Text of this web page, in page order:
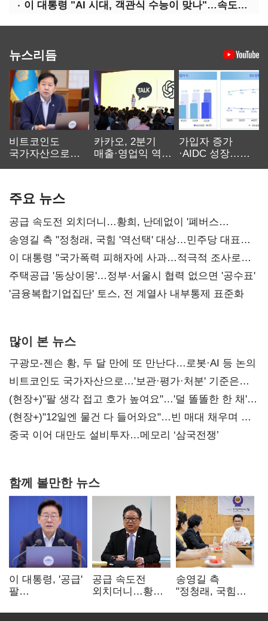
이 대통령 "AI 시대, 객관식 수능이 맞나"…속도전 '경계'
뉴스리듬
비트코인도
국가자산으로…'
카카오, 2분기
매출·영업익 역대
가입자 증가
·AIDC 성장…
주요 뉴스
공급 속도전 외치더니…황희, 난데없이 '폐버스
리모델링' 제안
송영길 측 "정청래, 국힘 '역선택' 대상…민주당 대표로
총선 지휘 못해"
이 대통령 "국가폭력 피해자에 사과…적극적 조사로
진실 밝혀야"
주택공급 '동상이몽'…정부·서울시 협력 없으면 '공수표'
'금융복합기업집단' 토스, 전 계열사 내부통제 표준화
많이 본 뉴스
구광모-젠슨 황, 두 달 만에 또 만난다…로봇·AI 등 논의
비트코인도 국가자산으로…'보관·평가·처분' 기준은
숙제
(현장+)"팔 생각 접고 호가 높여요"…'덜 똘똘한 한 채'
20억 키맞추기
(현장+)"12일엔 물건 다 들어와요"…빈 매대 채우며 문
연 홈플러스
중국 이어 대만도 설비투자…메모리 ‘삼국전쟁’
함께 볼만한 뉴스
이 대통령, '공급'
팔
여 내부선
공급 속도전
외치더니…황희,
리모델링' 제안
송영길 측
"정청래, 국힘
민주당 대표로